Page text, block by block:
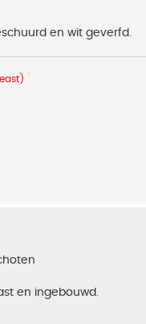
en wit geverfd.
en ingebouwd.